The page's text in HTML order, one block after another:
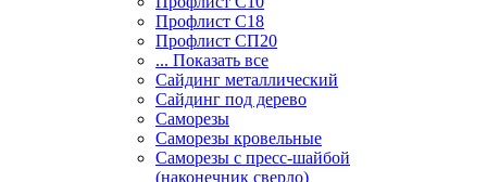
Профлист С18
Профлист СП20
... Показать все
Сайдинг металлический
Cайдинг под дерево
Саморезы
Саморезы кровельные
Саморезы с пресс-шайбой
(наконечник сверло)